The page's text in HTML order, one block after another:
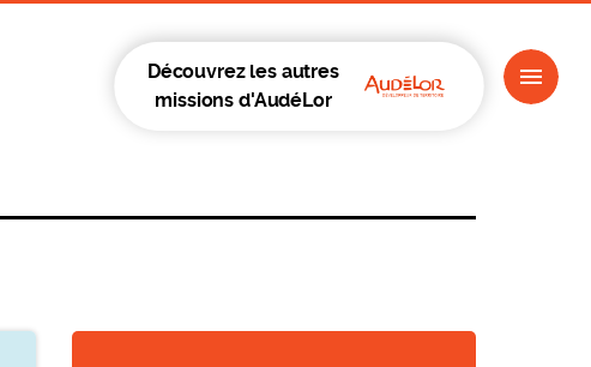
Découvrez les autres
missions d'AudéLor